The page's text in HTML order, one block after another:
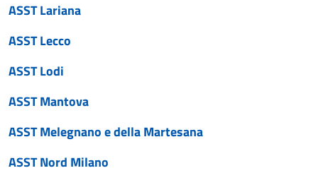
ASST Lariana
ASST Lecco
ASST Lodi
ASST Mantova
ASST Melegnano e della Martesana
ASST Nord Milano